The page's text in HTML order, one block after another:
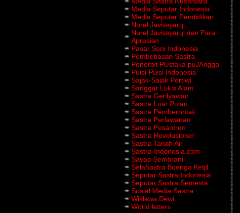
Media Seputar Indonesia
Media Seputar Pendidikan
Nurel Javissyarqi
Nurel Javissyarqi dan Para
Apresian
Pasar Seni Indonesia
Pembebasan Sastra
Penerbit PUstaka puJAngga
Puisi-Puisi Indonesia
Sajak-Sajak Pertiwi
Sanggar Lukis Alam
Sastra Gerilyawan
Sastra Luar Pulau
Sastra Pemberontak
Sastra Perlawanan
Sastra Pesantren
Sastra Revolusioner
Sastra Tanah Air
Sastra-Indonesia.com
Sayap Sembrani
SelaSastra Boenga Ketjil
Seputar Sastra Indonesia
Seputar Sastra Semesta
Sosial Media Sastra
Wislawa Dewi
World letters